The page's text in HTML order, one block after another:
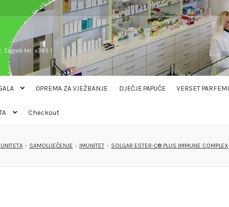
Zagreb tel: +385 1
OPREMA ZA VJEŽBANJE DJEČJE PAPUČE VERSET PARFEMI
Checkout
SAMOLIJEČENJE IMUNITET SOLGAR ESTER-C® PLUS IMMUNE COMPLEX